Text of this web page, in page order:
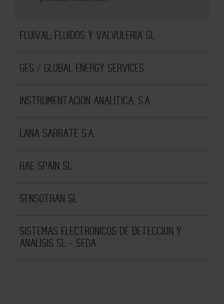
FLUIVAL, FLUIDOS Y VALVULERIA SL
GES / GLOBAL ENERGY SERVICES
INSTRUMENTACION ANALITICA, S.A.
LANA SARRATE S.A.
RAE SPAIN SL
SENSOTRAN SL
SISTEMAS ELECTRONICOS DE DETECCION Y
ANALISIS SL - SEDA